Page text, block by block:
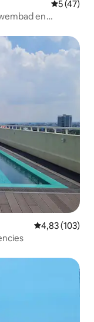
5 (47)
en
Gemiddelde
4,83 (103)